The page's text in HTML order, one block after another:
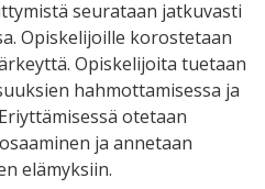
seurataan jatkuvasti
Opiskelijoille korostetaan
Opiskelijoita tuetaan
hahmottamisessa ja
otetaan
ja annetaan
elämyksiin.